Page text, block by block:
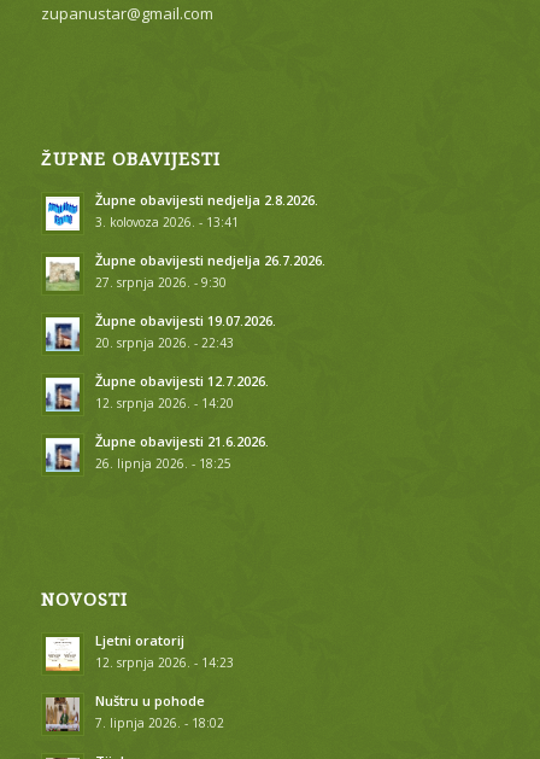
zupanustar@gmail.com
ŽUPNE OBAVIJESTI
Župne obavijesti nedjelja 2.8.2026.
3. kolovoza 2026. - 13:41
Župne obavijesti nedjelja 26.7.2026.
27. srpnja 2026. - 9:30
Župne obavijesti 19.07.2026.
20. srpnja 2026. - 22:43
Župne obavijesti 12.7.2026.
12. srpnja 2026. - 14:20
Župne obavijesti 21.6.2026.
26. lipnja 2026. - 18:25
NOVOSTI
Ljetni oratorij
12. srpnja 2026. - 14:23
Nuštru u pohode
7. lipnja 2026. - 18:02